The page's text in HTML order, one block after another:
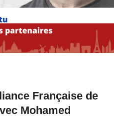
Française de
Mohamed